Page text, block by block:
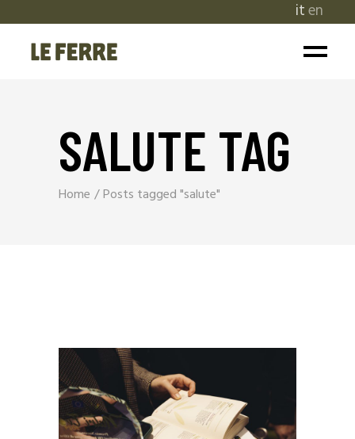
iten
SALUTE TAG
Home Posts tagged "salute"